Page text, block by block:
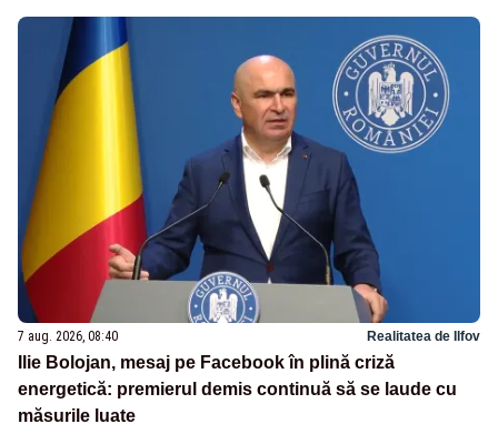
7 aug. 2026, 08:40 Realitatea de Ilfov
Ilie Bolojan, mesaj pe Facebook în plină criză
energetică: premierul demis continuă să se laude cu
măsurile luate